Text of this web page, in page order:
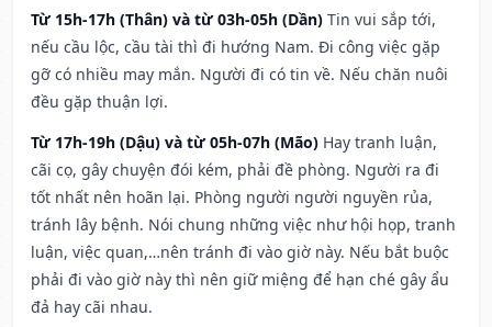
Từ 15h-17h (Thân) và từ 03h-05h (Dần) Tin vui sắp tới,
nếu cầu lộc, cầu tài thì đi hướng Nam. Đi công việc gặp
gỡ có nhiều may mắn. Người đi có tin về. Nếu chăn nuôi
đều gặp thuận lợi.
Từ 17h-19h (Dậu) và từ 05h-07h (Mão) Hay tranh luận,
cãi cọ, gây chuyện đói kém, phải đề phòng. Người ra đi
tốt nhất nên hoãn lại. Phòng người người nguyền rủa,
tránh lây bệnh. Nói chung những việc như hội họp, tranh
luận, việc quan,…nên tránh đi vào giờ này. Nếu bắt buộc
phải đi vào giờ này thì nên giữ miệng để hạn ché gây ẩu
đả hay cãi nhau.